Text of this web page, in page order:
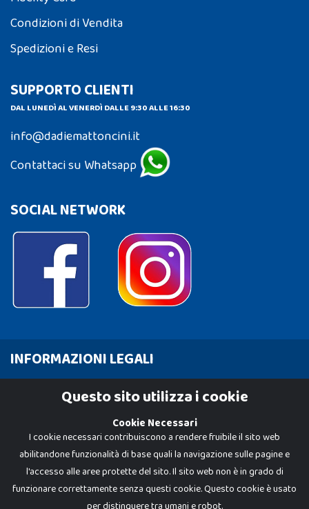
Condizioni di Vendita
Spedizioni e Resi
SUPPORTO CLIENTI
DAL LUNEDÌ AL VENERDÌ DALLE 9:30 ALLE 16:30
info@dadiemattoncini.it
Contattaci su Whatsapp
SOCIAL NETWORK
INFORMAZIONI LEGALI
Cookie PolicyQuesto sito utilizza i cookie
Cookie Necessari
I cookie necessari contribuiscono a rendere fruibile il sito web
abilitandone funzionalità di base quali la navigazione sulle pagine e
l'accesso alle aree protette del sito. Il sito web non è in grado di
funzionare correttamente senza questi cookie. Questo cookie è usato